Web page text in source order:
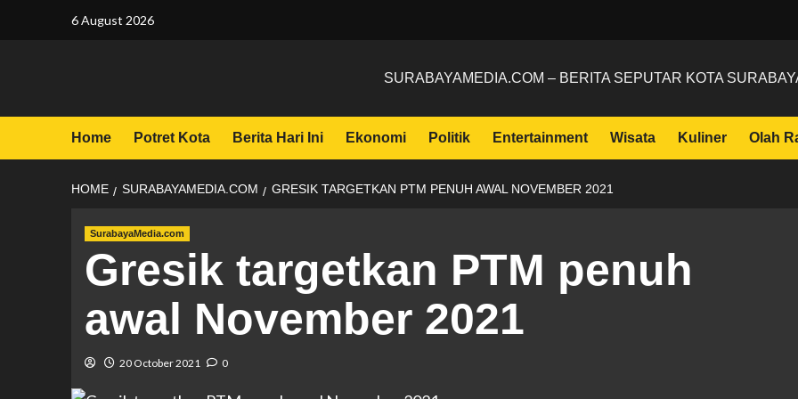
6 August 2026
SURABAYAMEDIA.COM – BERITA SEPUTAR KOTA
Home Potret Kota Berita Hari Ini Ekonomi Politik Entertainment Wisata Kuliner Olah
HOME SURABAYAMEDIA.COM GRESIK TARGETKAN PTM PENUH AWAL NOVEMBER 2021
SurabayaMedia.com
Gresik targetkan PTM penuh
awal November 2021
20 October 2021 0